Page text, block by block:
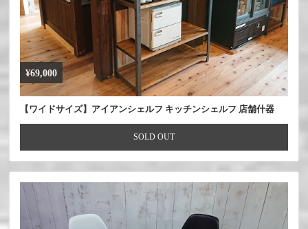
¥69,000
【ワイドサイズ】アイアンシェルフ キッチンシェルフ 店舗什器
SOLD OUT